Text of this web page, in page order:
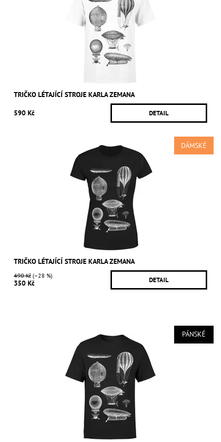
TRIČKO LÉTAJÍCÍ STROJE KARLA ZEMANA
590 Kč DETAIL
DÁMSKÉ
TRIČKO LÉTAJÍCÍ STROJE KARLA ZEMANA
490 Kč(–28 %)
350 Kč DETAIL
PÁNSKÉ